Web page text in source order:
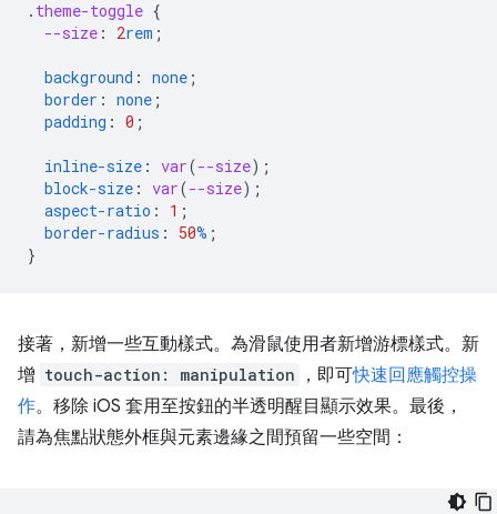
. theme-toggle {
--size : 2rem ;
background : none ;
border : none ;
padding : 0 ;
inline-size : var(--size);
block-size : var(--size);
aspect-ratio : 1 ;
border-radius : 50% ;
}
接著，新增一些互動樣式。為滑鼠使用者新增游標樣式。新
增 touch-action: manipulation ，即可快速回應觸控操
作。移除 iOS 套用至按鈕的半透明醒目顯示效果。最後，
請為焦點狀態外框與元素邊緣之間預留一些空間：